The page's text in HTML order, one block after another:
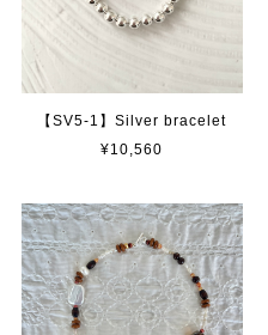
【SV5-1】Silver bracelet
¥10,560